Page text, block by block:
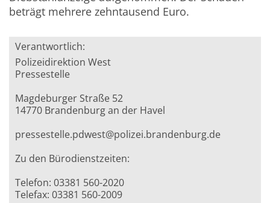
beträgt mehrere zehntausend Euro.
Verantwortlich:
Polizeidirektion West
Pressestelle
Magdeburger Straße 52
14770 Brandenburg an der Havel
pressestelle.pdwest@polizei.brandenburg.de
Zu den Bürodienstzeiten:
Telefon: 03381 560-2020
Telefax: 03381 560-2009